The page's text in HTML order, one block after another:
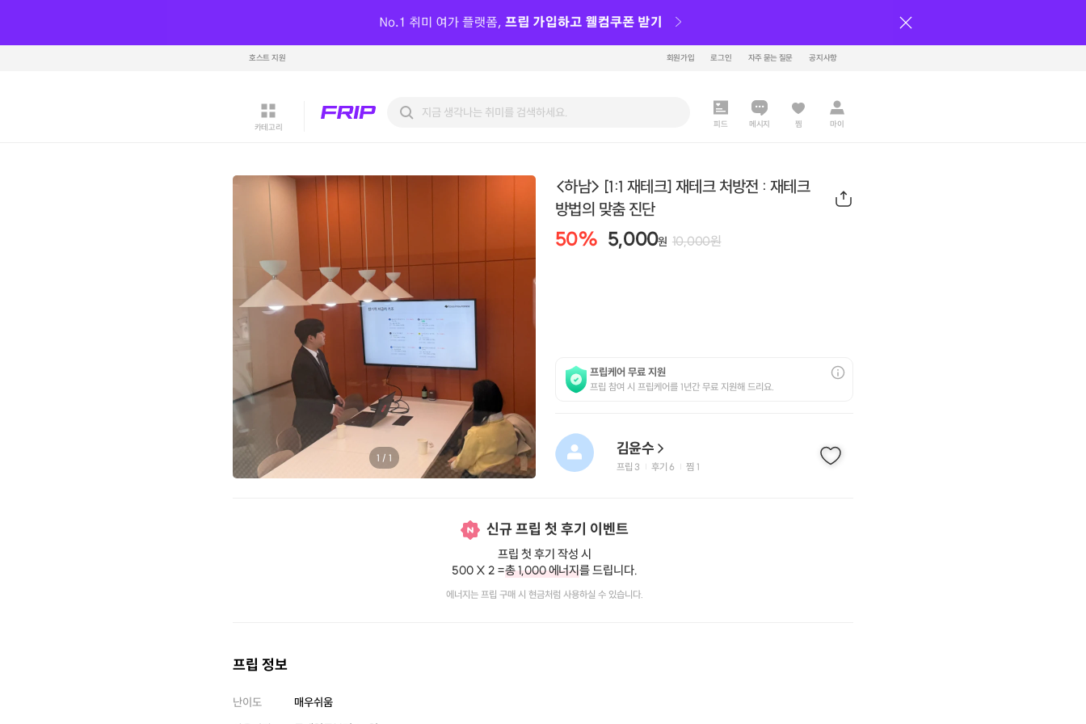
호스트 지원 회원가입 로그인 자주 묻는 질문 공지사항
카테고리 피드 메시지 찜 마이
1 / 1
<하남> [1:1 재테크] 재테크 처방전 : 재테크
방법의 맞춤 진단
50% 5,000원 10,000원
프립케어 무료 지원
프립 참여 시 프립케어를 1년간 무료 지원해 드리요.
김윤수
프립 3 후기 6 찜 1
신규 프립 첫 후기 이벤트
프립 첫 후기 작성 시
500 X 2 =총 1,000 에너지를 드립니다.
에너지는 프립 구매 시 현금처럼 사용하실 수 있습니다.
프립 정보
난이도
매우쉬움